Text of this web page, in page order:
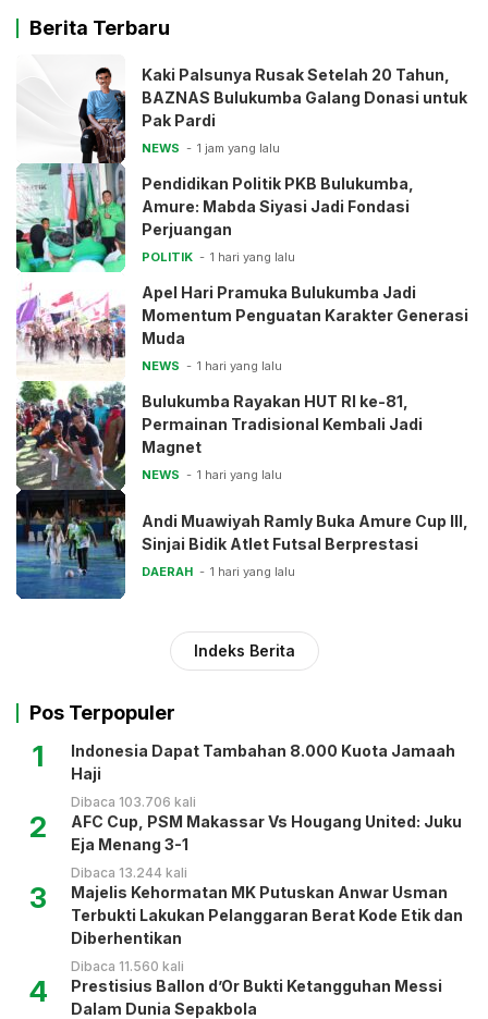
Berita Terbaru
Kaki Palsunya Rusak Setelah 20 Tahun,
BAZNAS Bulukumba Galang Donasi untuk
Pak Pardi
NEWS 1 jam yang lalu
Pendidikan Politik PKB Bulukumba,
Amure: Mabda Siyasi Jadi Fondasi
Perjuangan
POLITIK 1 hari yang lalu
Apel Hari Pramuka Bulukumba Jadi
Momentum Penguatan Karakter Generasi
Muda
NEWS 1 hari yang lalu
Bulukumba Rayakan HUT RI ke-81,
Permainan Tradisional Kembali Jadi
Magnet
NEWS 1 hari yang lalu
Andi Muawiyah Ramly Buka Amure Cup III,
Sinjai Bidik Atlet Futsal Berprestasi
DAERAH 1 hari yang lalu
Indeks Berita
Pos Terpopuler
1
Indonesia Dapat Tambahan 8.000 Kuota Jamaah
Haji
Dibaca 103.706 kali
2
AFC Cup, PSM Makassar Vs Hougang United: Juku
Eja Menang 3-1
Dibaca 13.244 kali
3
Majelis Kehormatan MK Putuskan Anwar Usman
Terbukti Lakukan Pelanggaran Berat Kode Etik dan
Diberhentikan
Dibaca 11.560 kali
4
Prestisius Ballon d’Or Bukti Ketangguhan Messi
Dalam Dunia Sepakbola